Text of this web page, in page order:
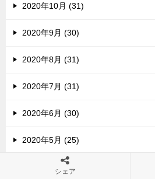
2020年10月 (31)
2020年9月 (30)
2020年8月 (31)
2020年7月 (31)
2020年6月 (30)
2020年5月 (25)
2020年4月 (1)
シェア